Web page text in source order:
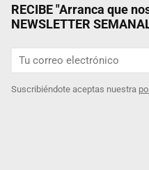
RECIBE "Arranca que
NEWSLETTER
Suscribiéndote aceptas nuestra